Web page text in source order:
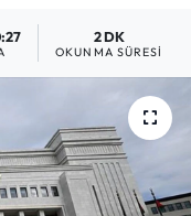
2 DK
OKUNMA SÜRESI